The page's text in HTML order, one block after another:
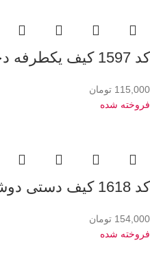
کد 1597 کیف یکطرفه دخترانه مینی مدل پرنیا
115,000 تومان
فروخته شده
کد 1618 کیف دستی دوشی دخترانه مدل الینا
154,000 تومان
فروخته شده